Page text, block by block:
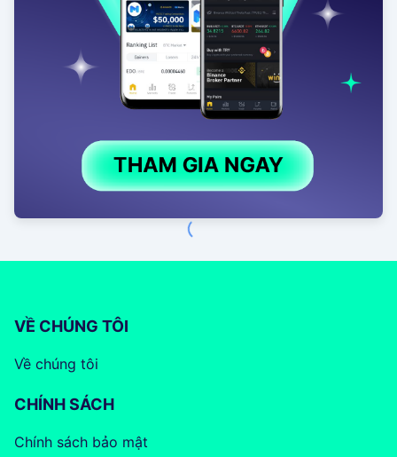
VỀ CHÚNG TÔI
Về chúng tôi
CHÍNH SÁCH
Chính sách bảo mật